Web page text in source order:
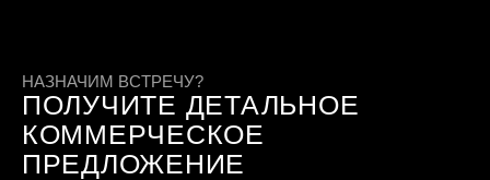
НАЗНАЧИМ ВСТРЕЧУ?
ПОЛУЧИТЕ ДЕТАЛЬНОЕ
КОММЕРЧЕСКОЕ
ПРЕДЛОЖЕНИЕ